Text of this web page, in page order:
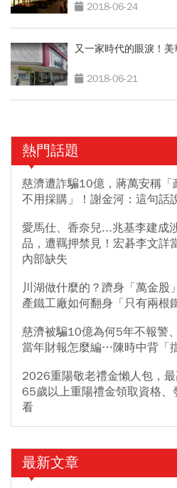
2018-06-24
又一家時代的眼淚！
2018-06-21
熱門話題
慈濟遭詐騙10億，蔣萬安稱
不用採購」！謝金河：這句話
愛馬仕、香奈兒...兆基李建成
品，遭羈押禁見！宏碁李文詳
內部缺失
川湖做什麼的？躋身「萬金
產鐵工廠如何翻身「只有兩根
慈濟被騙10億為何5年不報警
當年財報怎麼編…陳時中背「
2026重陽敬老禮金懶人包，
65歲以上重陽禮金領取資格、
看
最新文章